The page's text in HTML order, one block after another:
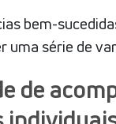
bem-
uma série de
de